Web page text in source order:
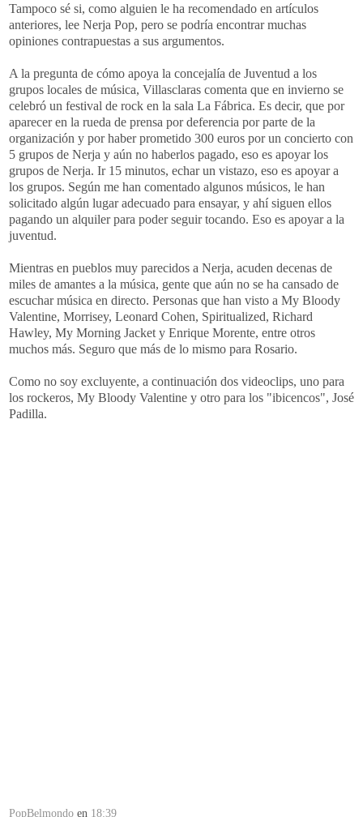
Tampoco sé si, como alguien le ha recomendado en artículos
anteriores, lee Nerja Pop, pero se podría encontrar muchas
opiniones contrapuestas a sus argumentos.
A la pregunta de cómo apoya la concejalía de Juventud a los
grupos locales de música, Villasclaras comenta que en invierno se
celebró un festival de rock en la sala La Fábrica. Es decir, que por
aparecer en la rueda de prensa por deferencia por parte de la
organización y por haber prometido 300 euros por un concierto con
5 grupos de Nerja y aún no haberlos pagado, eso es apoyar los
grupos de Nerja. Ir 15 minutos, echar un vistazo, eso es apoyar a
los grupos. Según me han comentado algunos músicos, le han
solicitado algún lugar adecuado para ensayar, y ahí siguen ellos
pagando un alquiler para poder seguir tocando. Eso es apoyar a la
juventud.
Mientras en pueblos muy parecidos a Nerja, acuden decenas de
miles de amantes a la música, gente que aún no se ha cansado de
escuchar música en directo. Personas que han visto a My Bloody
Valentine, Morrisey, Leonard Cohen, Spiritualized, Richard
Hawley, My Morning Jacket y Enrique Morente, entre otros
muchos más. Seguro que más de lo mismo para Rosario.
Como no soy excluyente, a continuación dos videoclips, uno para
los rockeros, My Bloody Valentine y otro para los "ibicencos", José
Padilla.
PopBelmondo en 18:39